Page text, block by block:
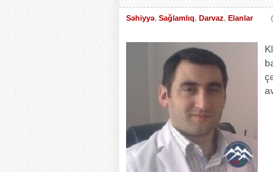
Səhiyyə, Sağlamlıq, Darvaz, Elanlar